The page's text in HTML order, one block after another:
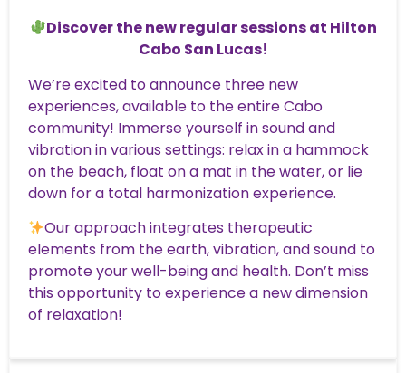
Discover the new regular sessions at Hilton
Cabo San Lucas!
We’re excited to announce three new
experiences, available to the entire Cabo
community! Immerse yourself in sound and
vibration in various settings: relax in a hammock
on the beach, float on a mat in the water, or lie
down for a total harmonization experience.
Our approach integrates therapeutic
elements from the earth, vibration, and sound to
promote your well-being and health. Don’t miss
this opportunity to experience a new dimension
of relaxation!